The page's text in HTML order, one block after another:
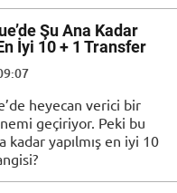
Şu Ana Kadar
İyi 10 + 1 Transfer
heyecan verici bir
geçiriyor. Peki bu
kadar yapılmış en iyi 10